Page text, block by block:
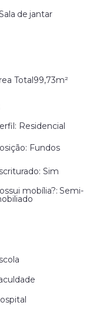
de jantar
Total99,73m²
Residencial
Fundos
Sim
mobília?: Semi-